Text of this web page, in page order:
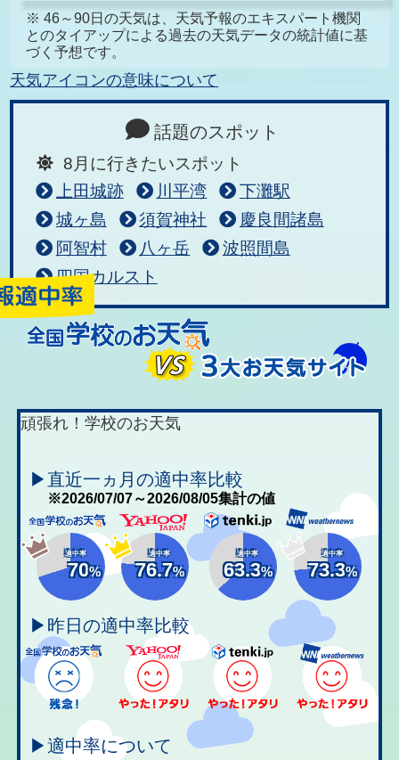
※ 46～90日の天気は、天気予報のエキスパート機関
とのタイアップによる過去の天気データの統計値に基
づく予想です。
天気アイコンの意味について
話題のスポット
8月に行きたいスポット
上田城跡
川平湾
下灘駅
城ヶ島
須賀神社
慶良間諸島
阿智村
八ヶ岳
波照間島
四国カルスト
頑張れ！学校のお天気
▶直近一ヵ月の適中率比較
※2026/07/07～2026/08/05集計の値
適中率
70%
適中率
76.7%
適中率
63.3%
適中率
73.3%
▶昨日の適中率比較
▶適中率について